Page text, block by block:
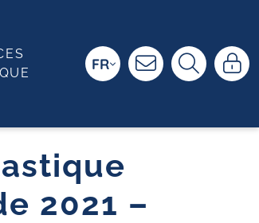
FR
2021 –